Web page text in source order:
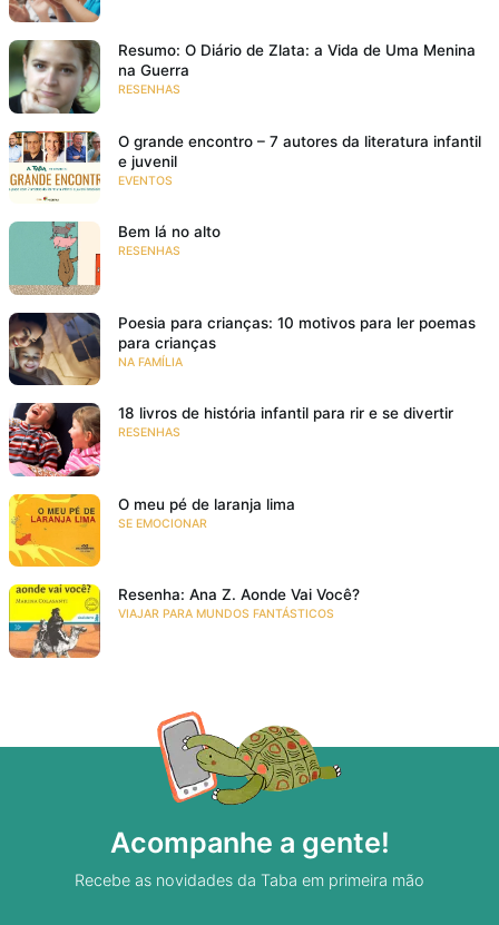
Resumo: O Diário de Zlata: a Vida de Uma Menina
na Guerra
RESENHAS
O grande encontro – 7 autores da literatura infantil
e juvenil
EVENTOS
Bem lá no alto
RESENHAS
Poesia para crianças: 10 motivos para ler poemas
para crianças
NA FAMÍLIA
18 livros de história infantil para rir e se divertir
RESENHAS
O meu pé de laranja lima
SE EMOCIONAR
Resenha: Ana Z. Aonde Vai Você?
VIAJAR PARA MUNDOS FANTÁSTICOS
Acompanhe a gente!
Recebe as novidades da Taba em primeira mão